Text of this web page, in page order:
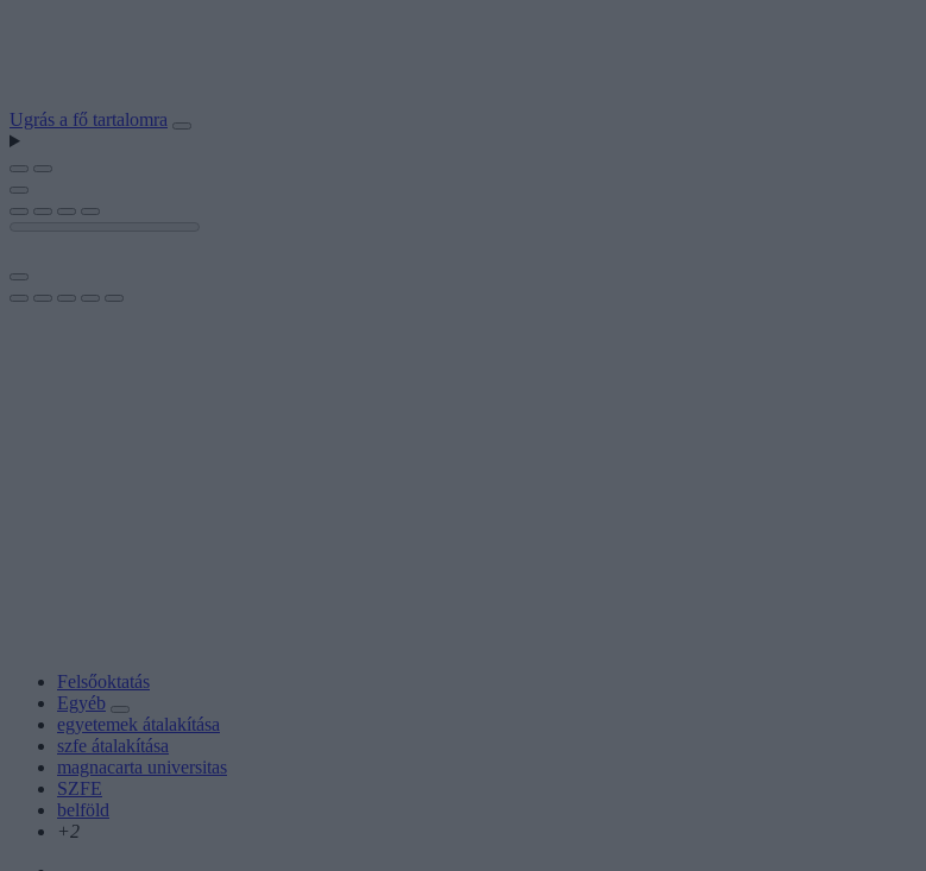
Ugrás a fő tartalomra
Felsőoktatás
Egyéb
egyetemek átalakítása
szfe átalakítása
magnacarta universitas
SZFE
belföld
+2